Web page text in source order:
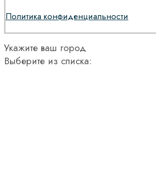
Политика конфиденциальности
Укажите ваш город
Выберите из списка: